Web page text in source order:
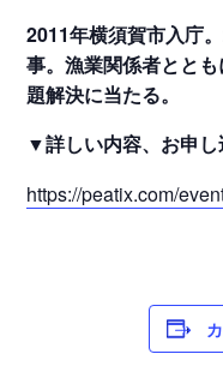
2011年横須賀市入庁
事。漁業関係者とと
題解決に当たる。
▼詳しい内容、お申
https://peatix.com/